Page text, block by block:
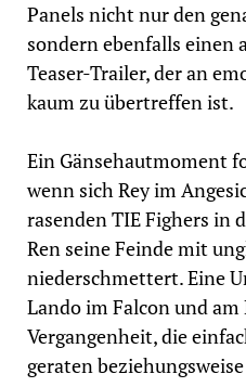
Panels nicht nur den
sondern ebenfalls einen
Teaser-Trailer, der an
kaum zu übertreffen ist.
Ein Gänsehautmoment
wenn sich Rey im
rasenden TIE Fighers in
Ren seine Feinde mit
niederschmettert. Eine
Lando im Falcon und
Vergangenheit, die
geraten